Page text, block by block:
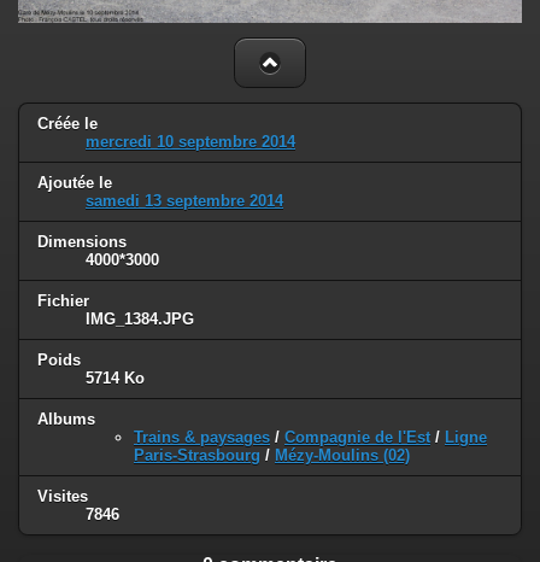
Créée le
mercredi 10 septembre 2014
Ajoutée le
samedi 13 septembre 2014
Dimensions
4000*3000
Fichier
IMG_1384.JPG
Poids
5714 Ko
Albums
Trains & paysages / Compagnie de l'Est / Ligne
Paris-Strasbourg / Mézy-Moulins (02)
Visites
7846